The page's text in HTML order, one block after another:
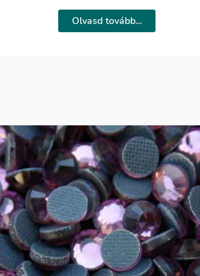
Olvasd tovább...